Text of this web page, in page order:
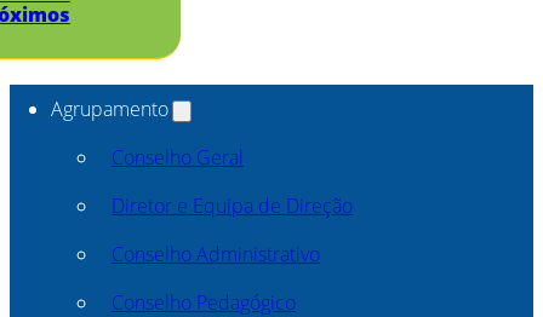
Agrupamento
Conselho Geral
Diretor e Equipa de Direção
Conselho Administrativo
Conselho Pedagógico